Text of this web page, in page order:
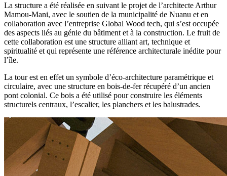
La structure a été réalisée en suivant le projet de l’architecte Arthur
Mamou-Mani, avec le soutien de la municipalité de Nuanu et en
collaboration avec l’entreprise Global Wood tech, qui s’est occupée
des aspects liés au génie du bâtiment et à la construction. Le fruit de
cette collaboration est une structure alliant art, technique et
spiritualité et qui représente une référence architecturale inédite pour
l’île.
La tour est en effet un symbole d’éco-architecture paramétrique et
circulaire, avec une structure en bois-de-fer récupéré d’un ancien
pont colonial. Ce bois a été utilisé pour construire les éléments
structurels centraux, l’escalier, les planchers et les balustrades.